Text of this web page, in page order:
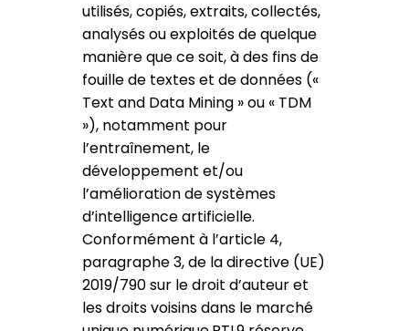
utilisés, copiés, extraits, collectés,
analysés ou exploités de quelque
manière que ce soit, à des fins de
fouille de textes et de données («
Text and Data Mining » ou « TDM
»), notamment pour
l’entraînement, le
développement et/ou
l’amélioration de systèmes
d’intelligence artificielle.
Conformément à l’article 4,
paragraphe 3, de la directive (UE)
2019/790 sur le droit d’auteur et
les droits voisins dans le marché